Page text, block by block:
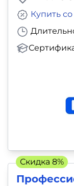
Купить
Скидка 8%